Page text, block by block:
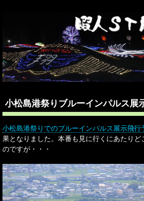
小松島港祭りブルーインパルス展
小松島港祭りでのブルーインパルス展示飛行
果となりました。本番も見に行くにあたりど
のですが・・・